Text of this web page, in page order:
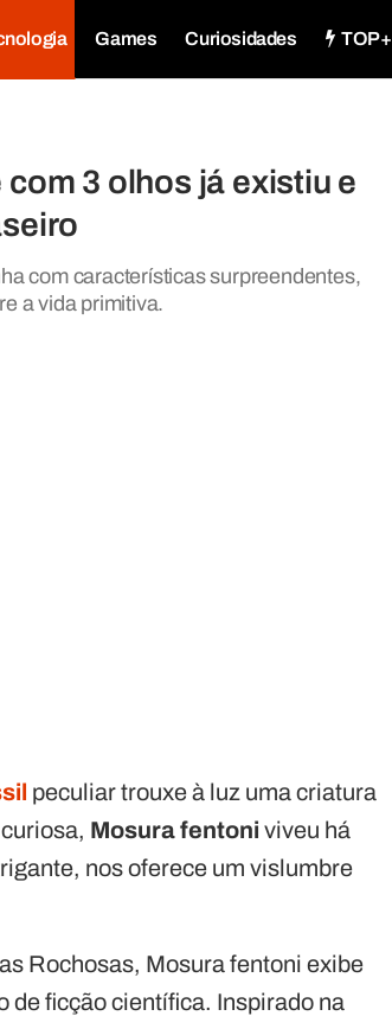
Games Curiosidades TOP+
3 olhos já existiu e
com características surpreendentes,
a vida primitiva.
peculiar trouxe à luz uma criatura
Mosura fentoni viveu há
nos oferece um vislumbre
Rochosas, Mosura fentoni exibe
de ficção científica. Inspirado na